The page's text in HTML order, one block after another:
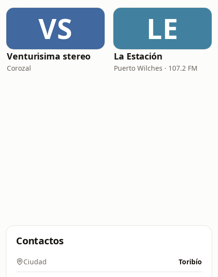
VS
Venturisima stereo
Corozal
LE
La Estación
Puerto Wilches · 107.2 FM
Contactos
Ciudad Toribío